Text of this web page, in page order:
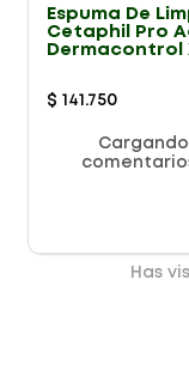
Espuma De
Cetaphil Pro
Dermacontrol
$ 141 .750
Cargando
Has